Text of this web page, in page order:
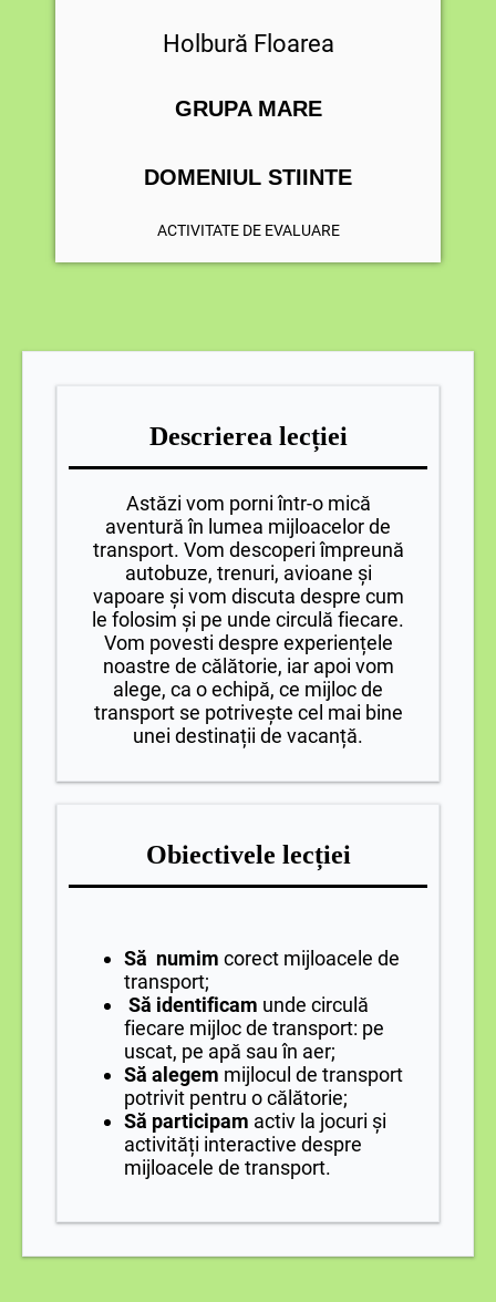
Holbură Floarea
GRUPA MARE
DOMENIUL STIINTE
ACTIVITATE DE EVALUARE
Descrierea lecției
Astăzi vom porni într-o mică
aventură în lumea mijloacelor de
transport. Vom descoperi împreună
autobuze, trenuri, avioane și
vapoare și vom discuta despre cum
le folosim și pe unde circulă fiecare.
Vom povesti despre experiențele
noastre de călătorie, iar apoi vom
alege, ca o echipă, ce mijloc de
transport se potrivește cel mai bine
unei destinații de vacanță.
Obiectivele lecției
Să numim corect mijloacele de
transport;
Să identificam unde circulă
fiecare mijloc de transport: pe
uscat, pe apă sau în aer;
Să alegem mijlocul de transport
potrivit pentru o călătorie;
Să participam activ la jocuri și
activități interactive despre
mijloacele de transport.